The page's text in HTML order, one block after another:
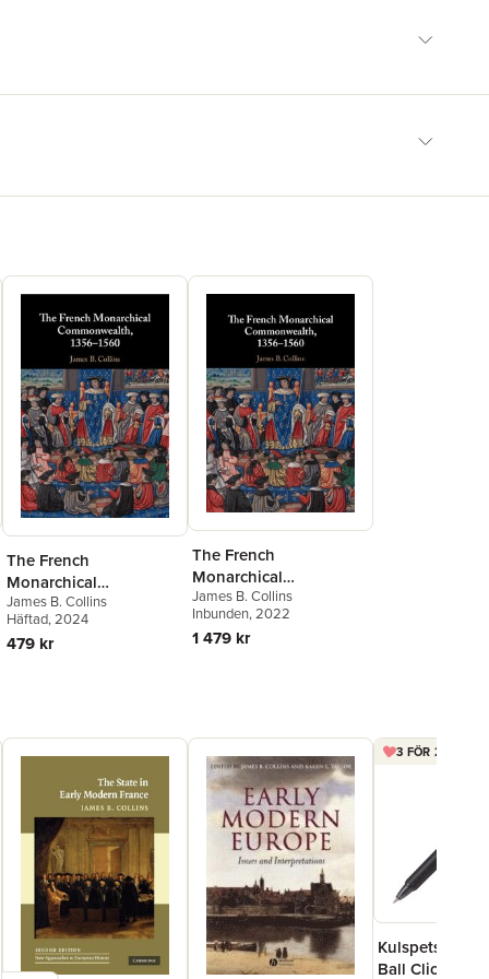
The French
Monarchical
Commonwealth, 1356-
1560
James B. Collins
Häftad, 2024
479 kr
The French
Monarchical
Commonwealth, 1356-
1560
James B. Collins
Inbunden, 2022
1 479 kr
3 FÖR 2
Ball Clicker